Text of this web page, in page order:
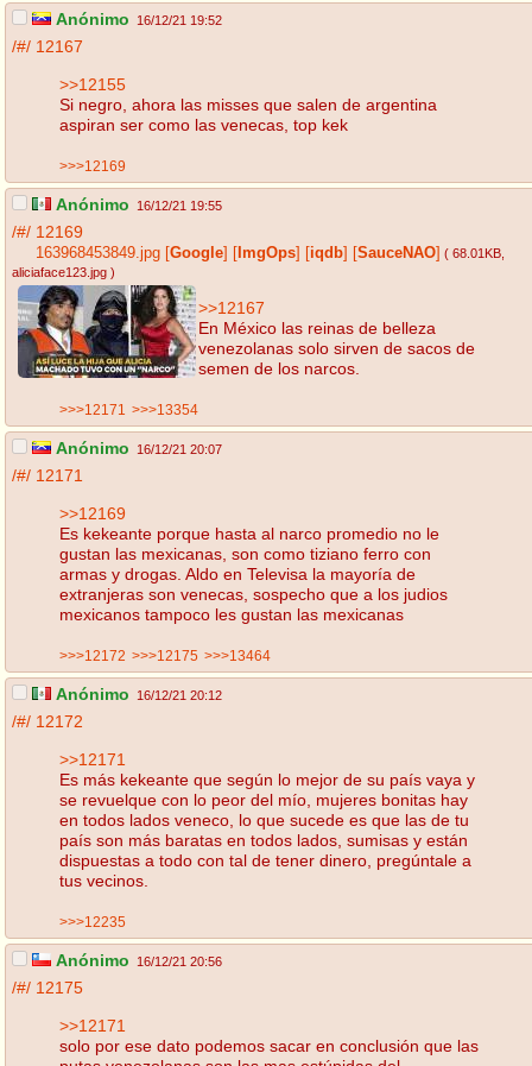
Anónimo 16/12/21 19:52
/#/ 12167
>>12155
Si negro, ahora las misses que salen de argentina
aspiran ser como las venecas, top kek
>>>12169
Anónimo 16/12/21 19:55
/#/ 12169
163968453849.jpg Google ImgOps iqdb SauceNAO ( 68.01KB
aliciaface123.jpg )
>>12167
En México las reinas de belleza
venezolanas solo sirven de sacos de
semen de los narcos.
>>>12171 >>>13354
Anónimo 16/12/21 20:07
/#/ 12171
>>12169
Es kekeante porque hasta al narco promedio no le
gustan las mexicanas, son como tiziano ferro con
armas y drogas. Aldo en Televisa la mayoría de
extranjeras son venecas, sospecho que a los judios
mexicanos tampoco les gustan las mexicanas
>>>12172 >>>12175 >>>13464
Anónimo 16/12/21 20:12
/#/ 12172
>>12171
Es más kekeante que según lo mejor de su país vaya y
se revuelque con lo peor del mío, mujeres bonitas hay
en todos lados veneco, lo que sucede es que las de tu
país son más baratas en todos lados, sumisas y están
dispuestas a todo con tal de tener dinero, pregúntale a
tus vecinos.
>>>12235
Anónimo 16/12/21 20:56
/#/ 12175
>>12171
solo por ese dato podemos sacar en conclusión que las